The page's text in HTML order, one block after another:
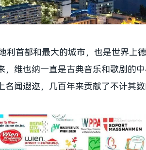
利首都和最大的城市，也是世界上
，维也纳一直是古典音乐和歌剧的
名闻遐迩，几百年来贡献了不计其